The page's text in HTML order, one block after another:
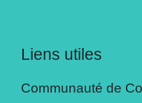
Liens utiles
Communauté de